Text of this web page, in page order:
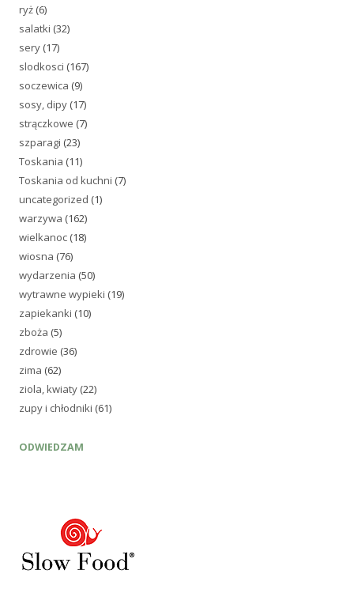
ryż (6)
salatki (32)
sery (17)
slodkosci (167)
soczewica (9)
sosy, dipy (17)
strączkowe (7)
szparagi (23)
Toskania (11)
Toskania od kuchni (7)
uncategorized (1)
warzywa (162)
wielkanoc (18)
wiosna (76)
wydarzenia (50)
wytrawne wypieki (19)
zapiekanki (10)
zboża (5)
zdrowie (36)
zima (62)
ziola, kwiaty (22)
zupy i chłodniki (61)
ODWIEDZAM